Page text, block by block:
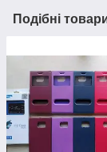
Подібні